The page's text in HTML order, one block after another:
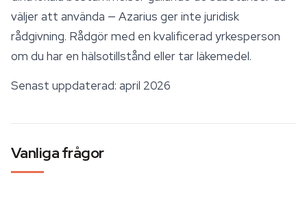
väljer att använda — Azarius ger inte juridisk
rådgivning. Rådgör med en kvalificerad yrkesperson
om du har en hälsotillstånd eller tar läkemedel.
Senast uppdaterad: april 2026
Vanliga frågor